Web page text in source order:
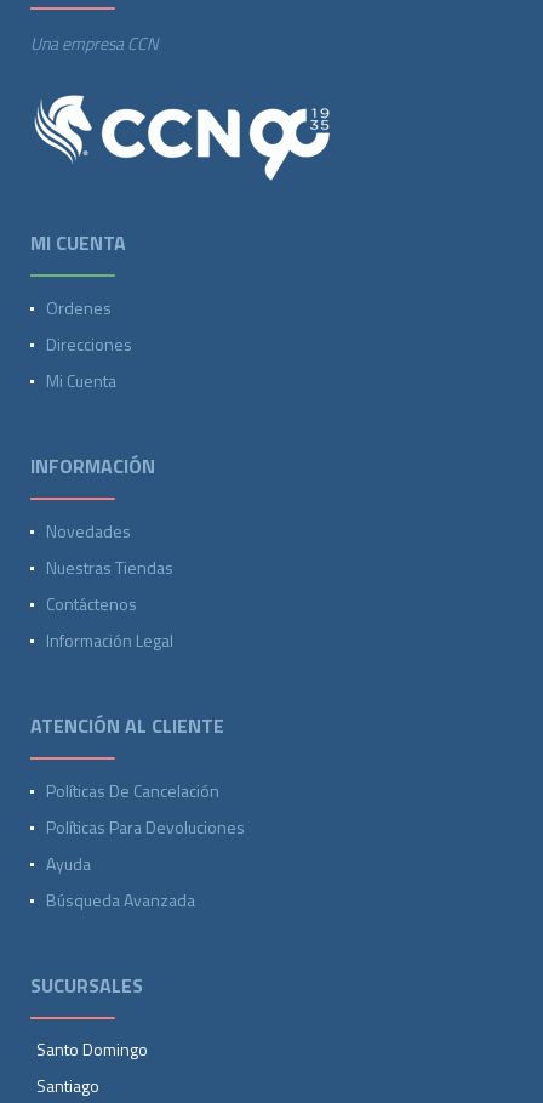
Una empresa CCN
MI CUENTA
Ordenes
Direcciones
Mi Cuenta
INFORMACIÓN
Novedades
Nuestras Tiendas
Contáctenos
Información Legal
ATENCIÓN AL CLIENTE
Políticas De Cancelación
Políticas Para Devoluciones
Ayuda
Búsqueda Avanzada
SUCURSALES
Santo Domingo
Santiago